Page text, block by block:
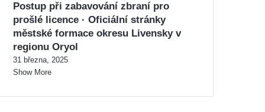
Postup při zabavování zbraní pro
prošlé licence · Oficiální stránky
městské formace okresu Livensky v
regionu Oryol
31 března, 2025
Show More